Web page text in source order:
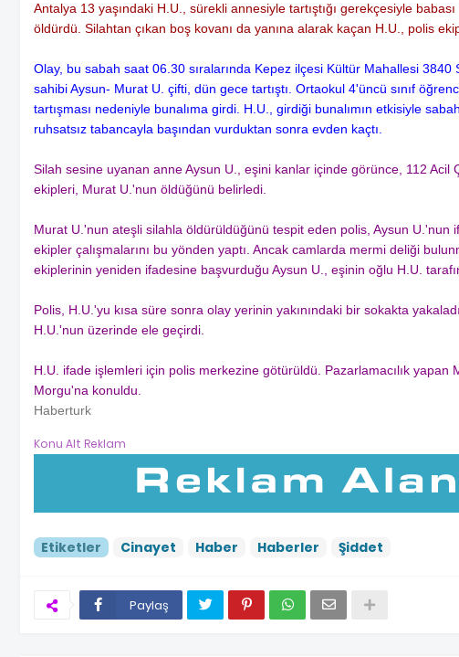
Antalya 13 yaşındaki H.U., sürekli annesiyle tartıştığı gerekçesiyle
öldürdü. Silahtan çıkan boş kovanı da yanına alarak kaçan H.U., polis
Olay, bu sabah saat 06.30 sıralarında Kepez ilçesi Kültür Mahallesi
sahibi Aysun- Murat U. çifti, dün gece tartıştı. Ortaokul 4'üncü sınıf
tartışması nedeniyle bunalıma girdi. H.U., girdiği bunalımın etkisiyle
ruhsatsız tabancayla başından vurduktan sonra evden kaçtı.
Silah sesine uyanan anne Aysun U., eşini kanlar içinde görünce, 112
ekipleri, Murat U.'nun öldüğünü belirledi.
Murat U.'nun ateşli silahla öldürüldüğünü tespit eden polis, Aysun
ekipler çalışmalarını bu yönden yaptı. Ancak camlarda mermi deliği
ekiplerinin yeniden ifadesine başvurduğu Aysun U., eşinin oğlu H.U.
Polis, H.U.'yu kısa süre sonra olay yerinin yakınındaki bir sokakta
H.U.'nun üzerinde ele geçirdi.
H.U. ifade işlemleri için polis merkezine götürüldü. Pazarlamacılık
Morgu'na konuldu.
Haberturk
Konu Alt Reklam
Etiketler Cinayet Haber Haberler Şiddet
Paylaş